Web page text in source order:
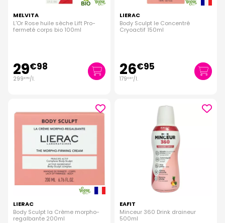
MELVITA
L'Or Rose huile sèche Lift Pro-
fermeté corps bio 100ml
29€98
299€80/l.
LIERAC
Body Sculpt le Concentré
Cryoactif 150ml
26€95
179€67/l.
LIERAC
Body Sculpt la Crème morpho-
regalbante 200ml
EAFIT
Minceur 360 Drink draineur
500ml